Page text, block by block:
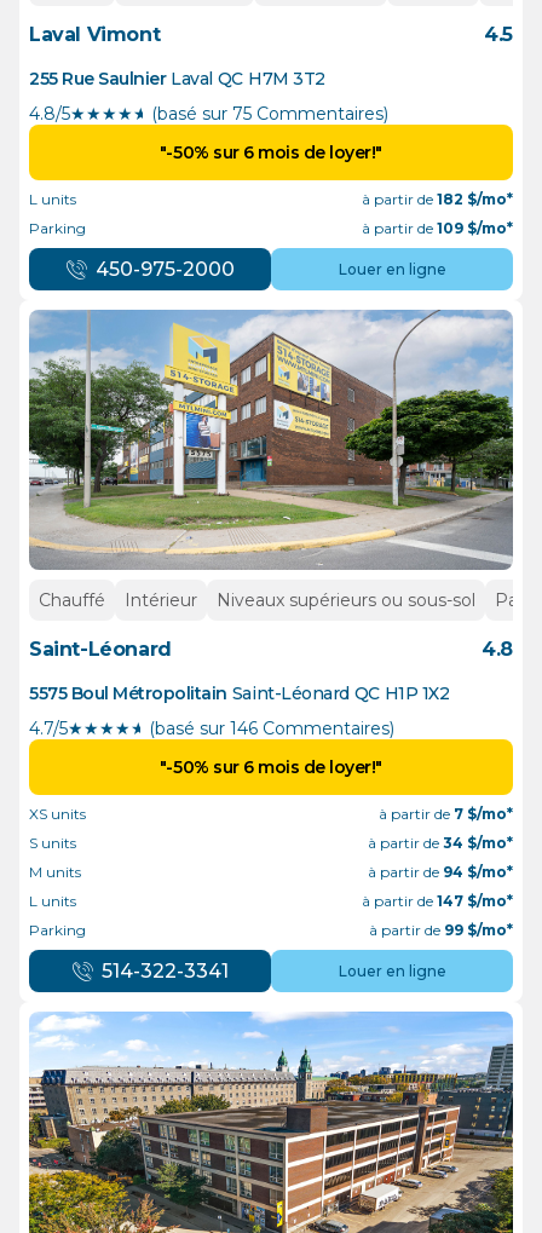
Laval Vimont 4.5
255 Rue Saulnier Laval QC H7M 3T2
4.8/5★★★★½ (basé sur 75 Commentaires)
"-50% sur 6 mois de loyer!"
L units à partir de 182 $/mo*
Parking
à partir de 109 $/mo*
450-975-2000 Louer en ligne
Chauffé Intérieur Niveaux supérieurs ou sous-sol
Saint-Léonard 4.8
5575 Boul Métropolitain Saint-Léonard QC H1P 1X2
4.7/5★★★★½ (basé sur 146 Commentaires)
"-50% sur 6 mois de loyer!"
XS units à partir de 7 $/mo*
S units
à partir de 34 $/mo*
M units
à partir de 94 $/mo*
L units
à partir de 147 $/mo*
Parking
à partir de 99 $/mo*
514-322-3341 Louer en ligne